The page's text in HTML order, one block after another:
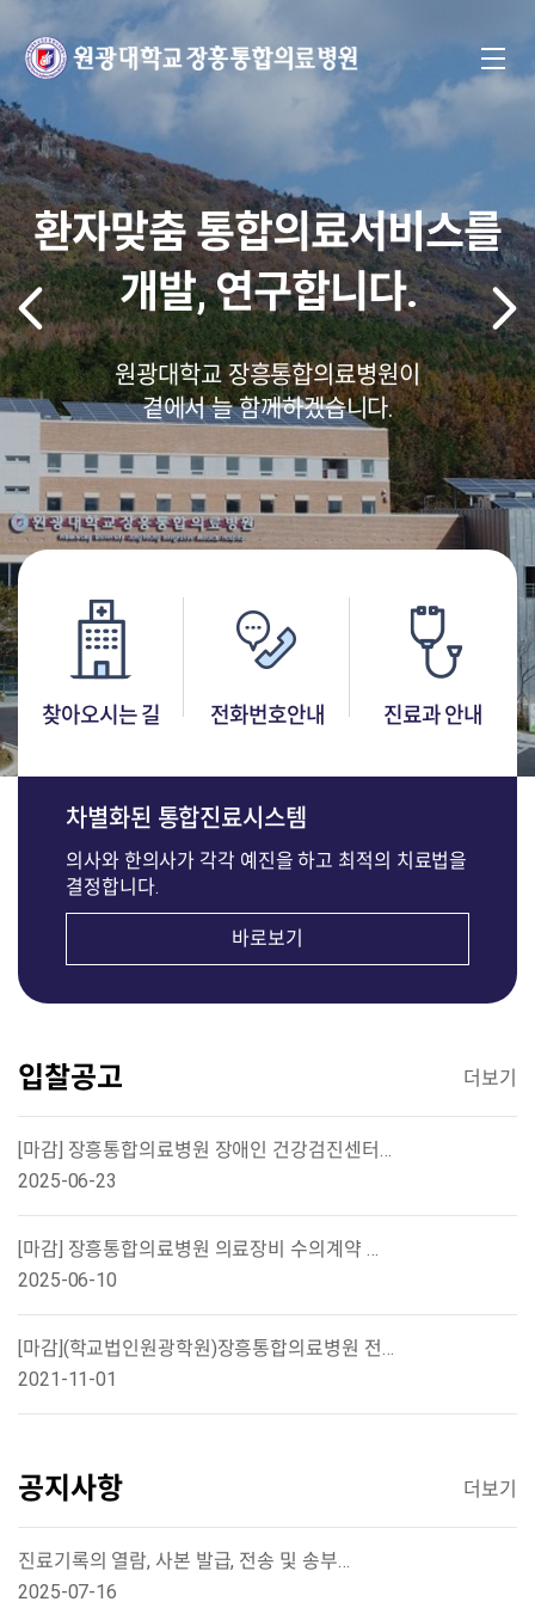
환자맞춤 통합의료서비스를
개발, 연구합니다.
원광대학교 장흥통합의료병원이
곁에서 늘 함께하겠습니다.
찾아오시는 길 전화번호안내 진료과 안내
차별화된 통합진료시스템
의사와 한의사가 각각 예진을 하고 최적의 치료법을
결정합니다.
바로보기
입찰공고
[마감] 장흥통합의료병원 장애인 건강검진센터…
2025-06-23
[마감] 장흥통합의료병원 의료장비 수의계약 …
2025-06-10
[마감](학교법인원광학원)장흥통합의료병원 전…
2021-11-01
더보기
공지사항
진료기록의 열람, 사본 발급, 전송 및 송부…
2025-07-16
더보기